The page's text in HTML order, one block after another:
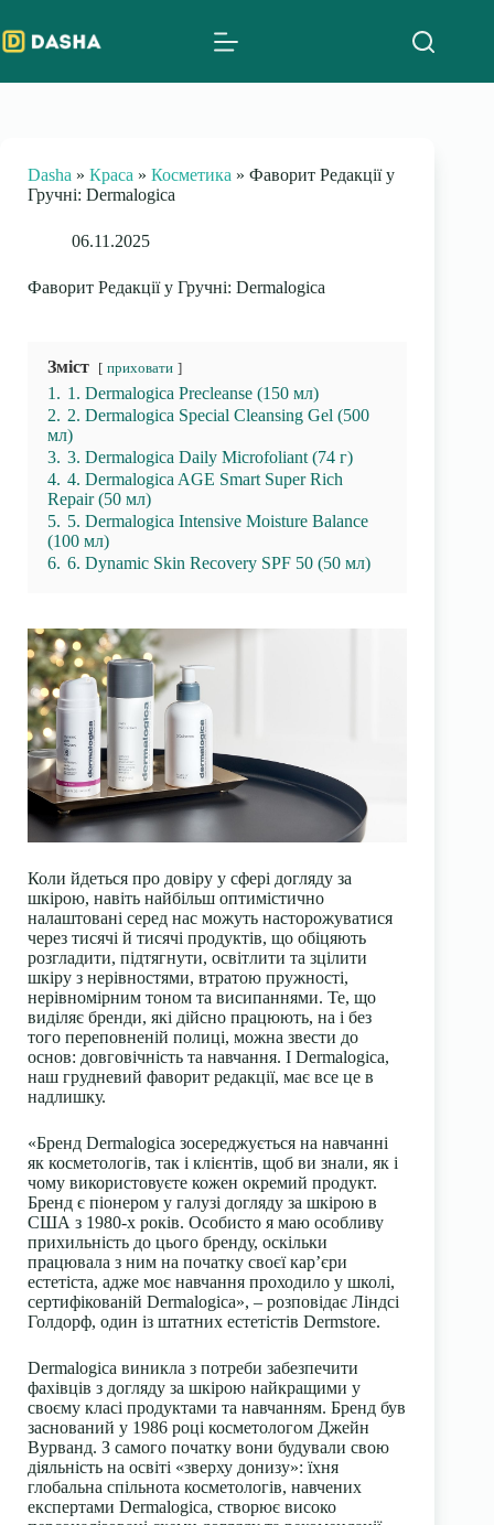
to
content
Dasha » Краса » Косметика » Фаворит Редакції у
Гручні: Dermalogica
06.11.2025
Фаворит Редакції у Гручні: Dermalogica
Зміст приховати
1. 1. Dermalogica Precleanse (150 мл)
2. 2. Dermalogica Special Cleansing Gel (500
мл)
3. 3. Dermalogica Daily Microfoliant (74 г)
4. 4. Dermalogica AGE Smart Super Rich
Repair (50 мл)
5. 5. Dermalogica Intensive Moisture Balance
(100 мл)
6. 6. Dynamic Skin Recovery SPF 50 (50 мл)
Коли йдеться про довіру у сфері догляду за
шкірою, навіть найбільш оптимістично
налаштовані серед нас можуть насторожуватися
через тисячі й тисячі продуктів, що обіцяють
розгладити, підтягнути, освітлити та зцілити
шкіру з нерівностями, втратою пружності,
нерівномірним тоном та висипаннями. Те, що
виділяє бренди, які дійсно працюють, на і без
того переповненій полиці, можна звести до
основ: довговічність та навчання. І Dermalogica,
наш грудневий фаворит редакції, має все це в
надлишку.
«Бренд Dermalogica зосереджується на навчанні
як косметологів, так і клієнтів, щоб ви знали, як і
чому використовуєте кожен окремий продукт.
Бренд є піонером у галузі догляду за шкірою в
США з 1980-х років. Особисто я маю особливу
прихильність до цього бренду, оскільки
працювала з ним на початку своєї кар’єри
естетіста, адже моє навчання проходило у школі,
сертифікованій Dermalogica», – розповідає Ліндсі
Голдорф, один із штатних естетістів Dermstore.
Dermalogica виникла з потреби забезпечити
фахівців з догляду за шкірою найкращими у
своєму класі продуктами та навчанням. Бренд був
заснований у 1986 році косметологом Джейн
Вурванд. З самого початку вони будували свою
діяльність на освіті «зверху донизу»: їхня
глобальна спільнота косметологів, навчених
експертами Dermalogica, створює високо